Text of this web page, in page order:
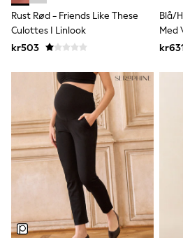
Trousers
Shoes
Suit Jackets
Suit Trousers
Ties
Pyjamas & Underwear
Underwear
New In
Pyjamas
Robes
Socks
Blanket Hoodies
All Accessories
New In
Bags
Hats
Rust Rød - Friends Like These
Culottes I Linlook
kr503
Blå/
Med